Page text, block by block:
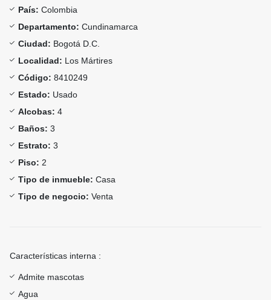
País: Colombia
Departamento: Cundinamarca
Ciudad: Bogotá D.C.
Localidad: Los Mártires
Código: 8410249
Estado: Usado
Alcobas: 4
Baños: 3
Estrato: 3
Piso: 2
Tipo de inmueble: Casa
Tipo de negocio: Venta
Características interna :
Admite mascotas
Agua